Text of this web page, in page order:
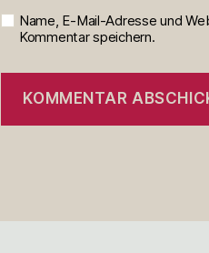
Name, E-Mail-Adresse und
Kommentar speichern.